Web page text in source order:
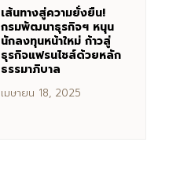
เส้นทางสู่ความยั่งยืน!
กรมพัฒนาธุรกิจฯ หนุน
นักลงทุนหน้าใหม่ ก้าวสู่
ธุรกิจแฟรนไชส์ด้วยหลัก
ธรรมาภิบาล
เมษายน 18, 2025